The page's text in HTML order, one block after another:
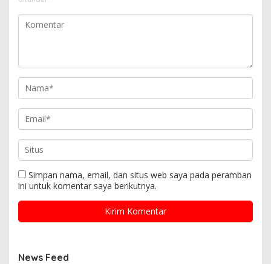
Simpan nama, email, dan situs web saya pada peramban
ini untuk komentar saya berikutnya.
News Feed